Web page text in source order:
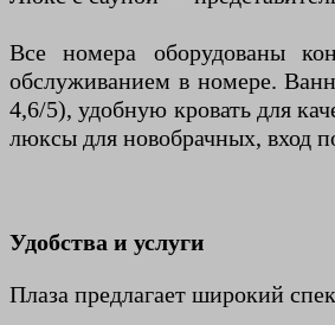
Все номера оборудованы
обслуживанием в номере.
4,6/5), удобную кровать для
люксы для новобрачных, вход
Удобства и услуги
Плаза предлагает широкий